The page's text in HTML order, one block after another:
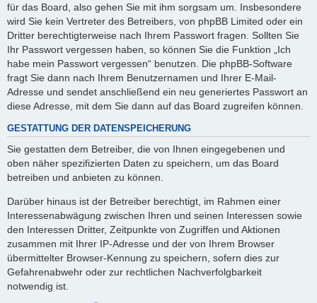
für das Board, also gehen Sie mit ihm sorgsam um. Insbesondere
wird Sie kein Vertreter des Betreibers, von phpBB Limited oder ein
Dritter berechtigterweise nach Ihrem Passwort fragen. Sollten Sie
Ihr Passwort vergessen haben, so können Sie die Funktion „Ich
habe mein Passwort vergessen“ benutzen. Die phpBB-Software
fragt Sie dann nach Ihrem Benutzernamen und Ihrer E-Mail-
Adresse und sendet anschließend ein neu generiertes Passwort an
diese Adresse, mit dem Sie dann auf das Board zugreifen können.
GESTATTUNG DER DATENSPEICHERUNG
Sie gestatten dem Betreiber, die von Ihnen eingegebenen und
oben näher spezifizierten Daten zu speichern, um das Board
betreiben und anbieten zu können.
Darüber hinaus ist der Betreiber berechtigt, im Rahmen einer
Interessenabwägung zwischen Ihren und seinen Interessen sowie
den Interessen Dritter, Zeitpunkte von Zugriffen und Aktionen
zusammen mit Ihrer IP-Adresse und der von Ihrem Browser
übermittelter Browser-Kennung zu speichern, sofern dies zur
Gefahrenabwehr oder zur rechtlichen Nachverfolgbarkeit
notwendig ist.